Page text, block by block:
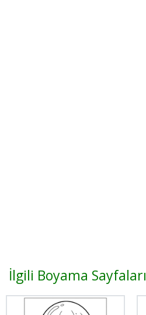
İlgili Boyama Sayfaları